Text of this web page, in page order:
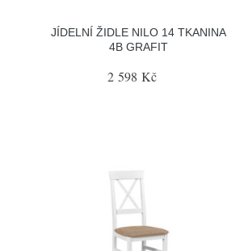
JÍDELNÍ ŽIDLE NILO 14 TKANINA
4B GRAFIT
2 598 Kč